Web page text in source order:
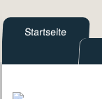
Startseite